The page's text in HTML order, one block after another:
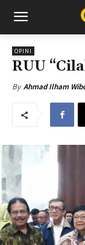
OPINI
RUU
By Ahmad Ilham